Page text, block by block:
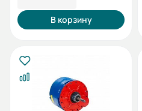
В корзину